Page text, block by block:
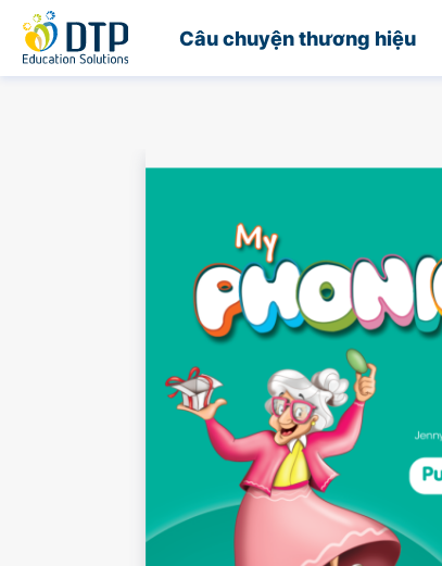
Câu chuyện thương hiệu
Trang chủ